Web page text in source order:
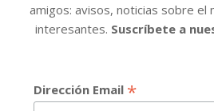
amigos: avisos, noticias sobre el
interesantes. Suscríbete a
Dirección Email *